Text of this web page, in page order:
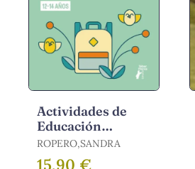
Actividades de
Educación
Ambiental para
Entender nuestro
ROPERO,SANDRA
15,90 €